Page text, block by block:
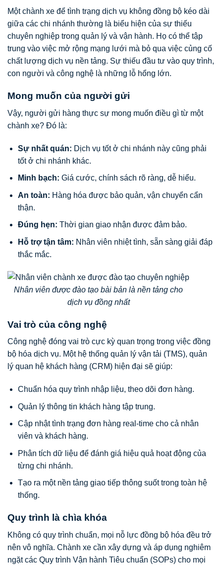
Một chành xe để tình trạng dịch vụ không đồng bộ kéo dài
giữa các chi nhánh thường là biểu hiện của sự thiếu
chuyên nghiệp trong quản lý và vận hành. Họ có thể tập
trung vào việc mở rộng mạng lưới mà bỏ qua việc củng cố
chất lượng dịch vụ nền tảng. Sự thiếu đầu tư vào quy trình,
con người và công nghệ là những lỗ hổng lớn.
Mong muốn của người gửi
Vậy, người gửi hàng thực sự mong muốn điều gì từ một
chành xe? Đó là:
Sự nhất quán: Dịch vụ tốt ở chi nhánh này cũng phải
tốt ở chi nhánh khác.
Minh bạch: Giá cước, chính sách rõ ràng, dễ hiểu.
An toàn: Hàng hóa được bảo quản, vận chuyển cẩn
thận.
Đúng hẹn: Thời gian giao nhận được đảm bảo.
Hỗ trợ tận tâm: Nhân viên nhiệt tình, sẵn sàng giải đáp
thắc mắc.
Nhân viên được đào tạo bài bản là nền tảng cho
dịch vụ đồng nhất
Vai trò của công nghệ
Công nghệ đóng vai trò cực kỳ quan trọng trong việc đồng
bộ hóa dịch vụ. Một hệ thống quản lý vận tải (TMS), quản
lý quan hệ khách hàng (CRM) hiện đại sẽ giúp:
Chuẩn hóa quy trình nhập liệu, theo dõi đơn hàng.
Quản lý thông tin khách hàng tập trung.
Cập nhật tình trạng đơn hàng real-time cho cả nhân
viên và khách hàng.
Phân tích dữ liệu để đánh giá hiệu quả hoạt động của
từng chi nhánh.
Tạo ra một nền tảng giao tiếp thông suốt trong toàn hệ
thống.
Quy trình là chìa khóa
Không có quy trình chuẩn, mọi nỗ lực đồng bộ hóa đều trở
nên vô nghĩa. Chành xe cần xây dựng và áp dụng nghiêm
ngặt các Quy trình Vận hành Tiêu chuẩn (SOPs) cho mọi